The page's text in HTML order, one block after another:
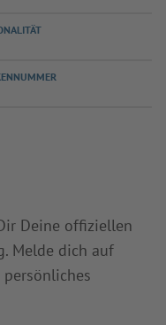
Deine offiziellen
Melde dich auf
persönliches